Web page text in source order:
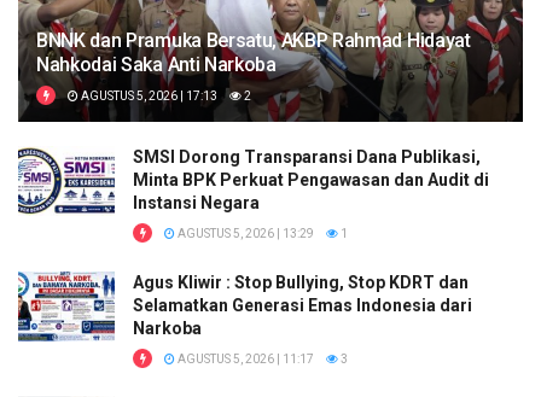
BNNK dan Pramuka Bersatu, AKBP Rahmad Hidayat
Nahkodai Saka Anti Narkoba
AGUSTUS 5, 2026 | 17:13 2
SMSI Dorong Transparansi Dana Publikasi,
Minta BPK Perkuat Pengawasan dan Audit di
Instansi Negara
AGUSTUS 5, 2026 | 13:29 1
Agus Kliwir : Stop Bullying, Stop KDRT dan
Selamatkan Generasi Emas Indonesia dari
Narkoba
AGUSTUS 5, 2026 | 11:17 3